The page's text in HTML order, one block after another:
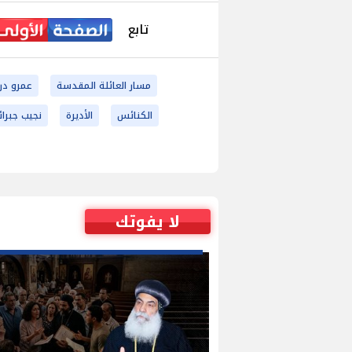
تابع
مسار العائلة المقدسة
عمرو
الكنائس
الأديرة نجيب
لا يفوتك